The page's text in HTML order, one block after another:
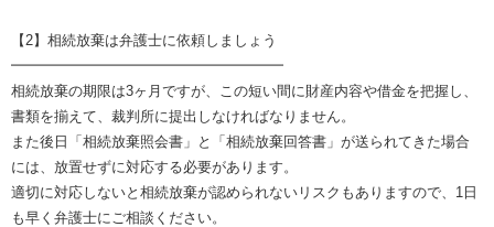
【2】相続放棄は弁護士に依頼しましょう
━━━━━━━━━━━━━━━━━━━
相続放棄の期限は3ヶ月ですが、この短い間に財産内容や借金を把握し、
書類を揃えて、裁判所に提出しなければなりません。
また後日「相続放棄照会書」と「相続放棄回答書」が送られてきた場合
には、放置せずに対応する必要があります。
適切に対応しないと相続放棄が認められないリスクもありますので、1日
も早く弁護士にご相談ください。